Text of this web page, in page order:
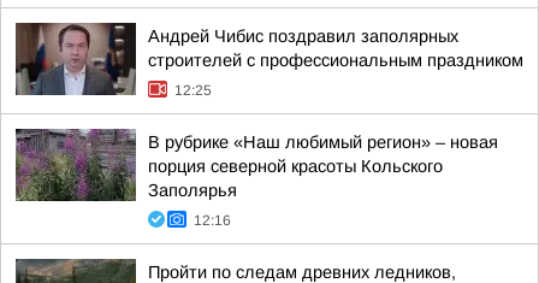
Андрей Чибис поздравил заполярных
строителей с профессиональным праздником
12:25
В рубрике «Наш любимый регион» – новая
порция северной красоты Кольского
Заполярья
12:16
Пройти по следам древних ледников,